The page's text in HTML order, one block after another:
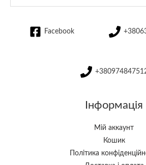
Facebook
Інформація
Мій аккаунт
Кошик
Політика